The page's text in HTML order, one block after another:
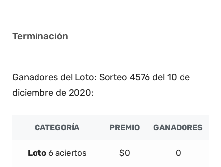
Terminación
Ganadores del Loto: Sorteo 4576 del 10 de
diciembre de 2020:
CATEGORÍA PREMIO GANADORES
Loto 6 aciertos $0 0